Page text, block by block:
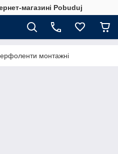
магазині Pobuduj
монтажні